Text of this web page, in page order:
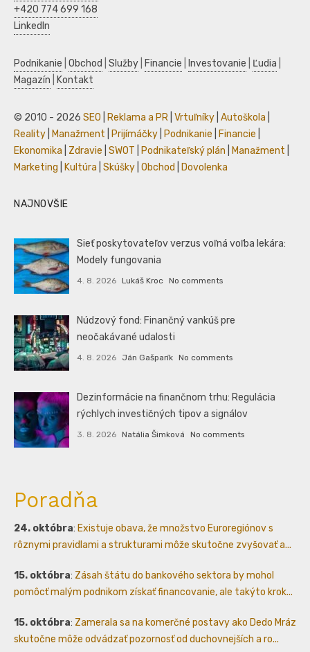
+420 774 699 168
LinkedIn
Podnikanie Obchod Služby Financie Investovanie Ľudia
Magazín
Kontakt
© 2010 - 2026 SEO Reklama a PR Vrtuľníky Autoškola
Reality
Manažment Prijímáčky Podnikanie Financie
Ekonomika
Zdravie SWOT Podnikateľský plán Manažment
Marketing
Kultúra Skúšky Obchod Dovolenka
NAJNOVŠIE
Sieť poskytovateľov verzus voľná voľba lekára:
Modely fungovania
4. 8. 2026 Lukáš Kroc No comments
Núdzový fond: Finančný vankúš pre
neočakávané udalosti
4. 8. 2026 Ján Gašparík No comments
Dezinformácie na finančnom trhu: Regulácia
rýchlych investičných tipov a signálov
3. 8. 2026 Natália Šimková No comments
Poradňa
24. októbra: Existuje obava, že množstvo Euroregiónov s
rôznymi pravidlami a strukturami môže skutočne zvyšovať a...
15. októbra: Zásah štátu do bankového sektora by mohol
pomôcť malým podnikom získať financovanie, ale takýto krok...
15. októbra: Zamerala sa na komerčné postavy ako Dedo Mráz
skutočne môže odvádzať pozornosť od duchovnejších a ro...